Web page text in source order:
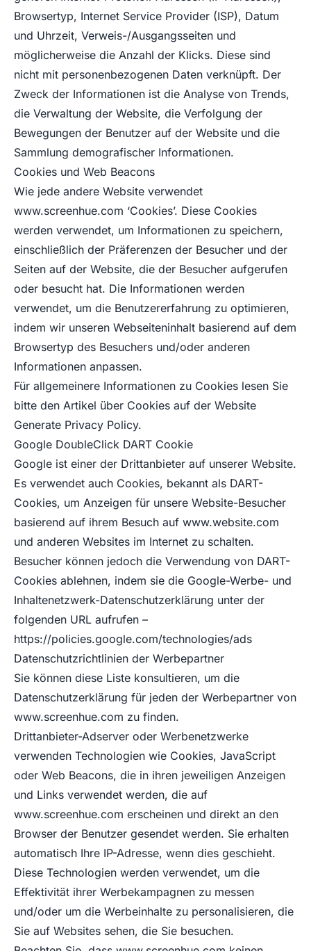
Browsertyp, Internet Service Provider (ISP), Datum
und Uhrzeit, Verweis-/Ausgangsseiten und
möglicherweise die Anzahl der Klicks. Diese sind
nicht mit personenbezogenen Daten verknüpft. Der
Zweck der Informationen ist die Analyse von Trends,
die Verwaltung der Website, die Verfolgung der
Bewegungen der Benutzer auf der Website und die
Sammlung demografischer Informationen.
Cookies und Web Beacons
Wie jede andere Website verwendet
www.screenhue.com ‘Cookies’. Diese Cookies
werden verwendet, um Informationen zu speichern,
einschließlich der Präferenzen der Besucher und der
Seiten auf der Website, die der Besucher aufgerufen
oder besucht hat. Die Informationen werden
verwendet, um die Benutzererfahrung zu optimieren,
indem wir unseren Webseiteninhalt basierend auf dem
Browsertyp des Besuchers und/oder anderen
Informationen anpassen.
Für allgemeinere Informationen zu Cookies lesen Sie
bitte den Artikel über Cookies auf der Website
Generate Privacy Policy.
Google DoubleClick DART Cookie
Google ist einer der Drittanbieter auf unserer Website.
Es verwendet auch Cookies, bekannt als DART-
Cookies, um Anzeigen für unsere Website-Besucher
basierend auf ihrem Besuch auf www.website.com
und anderen Websites im Internet zu schalten.
Besucher können jedoch die Verwendung von DART-
Cookies ablehnen, indem sie die Google-Werbe- und
Inhaltenetzwerk-Datenschutzerklärung unter der
folgenden URL aufrufen –
https://policies.google.com/technologies/ads
Datenschutzrichtlinien der Werbepartner
Sie können diese Liste konsultieren, um die
Datenschutzerklärung für jeden der Werbepartner von
www.screenhue.com zu finden.
Drittanbieter-Adserver oder Werbenetzwerke
verwenden Technologien wie Cookies, JavaScript
oder Web Beacons, die in ihren jeweiligen Anzeigen
und Links verwendet werden, die auf
www.screenhue.com erscheinen und direkt an den
Browser der Benutzer gesendet werden. Sie erhalten
automatisch Ihre IP-Adresse, wenn dies geschieht.
Diese Technologien werden verwendet, um die
Effektivität ihrer Werbekampagnen zu messen
und/oder um die Werbeinhalte zu personalisieren, die
Sie auf Websites sehen, die Sie besuchen.